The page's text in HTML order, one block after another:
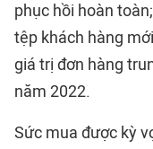
phục hồi hoàn
tệp khách hàng
giá trị đơn hàng
năm 2022.
Sức mua được kỳ